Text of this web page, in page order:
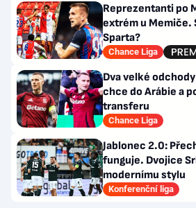
Reprezentanti po
extrém u Memiče.
Sparta?
Chance Liga
Dva velké
chce do Arábie a
transferu
Chance Liga
Jablonec 2.0:
funguje. Dvojice
modernímu stylu
Konferenční liga